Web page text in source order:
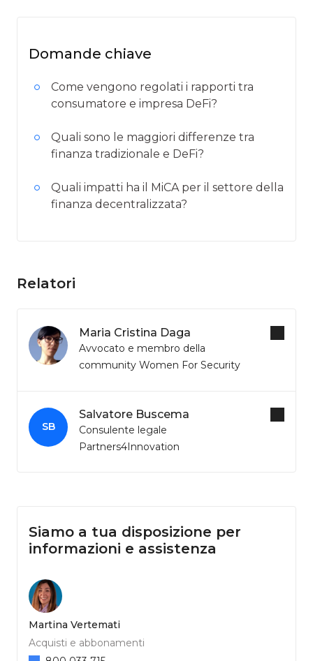
Domande chiave
Come vengono regolati i rapporti tra
consumatore e impresa DeFi?
Quali sono le maggiori differenze tra
finanza tradizionale e DeFi?
Quali impatti ha il MiCA per il settore della
finanza decentralizzata?
Relatori
Maria Cristina Daga
Avvocato e membro della
community Women For Security
SB
Salvatore Buscema
Consulente legale
Partners4Innovation
Siamo a tua disposizione per
informazioni e assistenza
Martina Vertemati
Acquisti e abbonamenti